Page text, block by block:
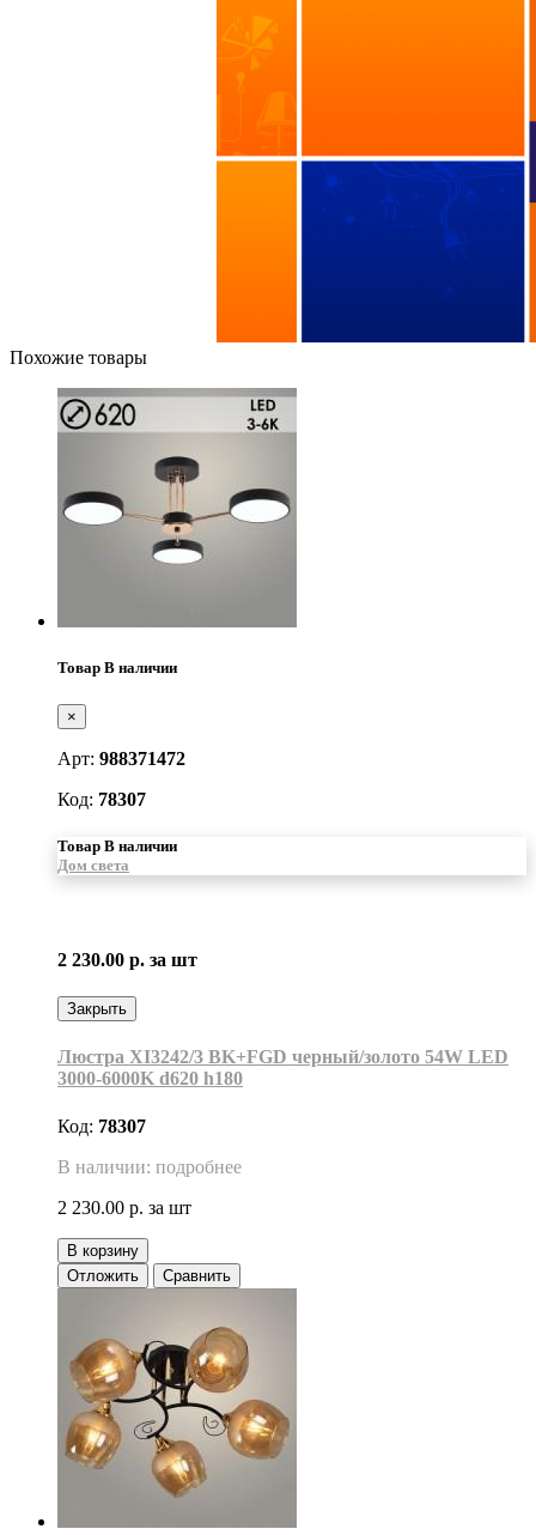
Похожие товары
Товар В наличии
×
Арт: 988371472
Код: 78307
Товар В наличии
Дом света
2 230.00 р. за шт
Закрыть
Люстра XI3242/3 BK+FGD черный/золото 54W LED
3000-6000K d620 h180
Код: 78307
В наличии: подробнее
2 230.00 р. за шт
В корзину
Отложить
Сравнить